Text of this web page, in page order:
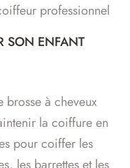
professionnel
SON ENFANT
brosse à cheveux
la coiffure en
pour coiffer les
les barrettes et les